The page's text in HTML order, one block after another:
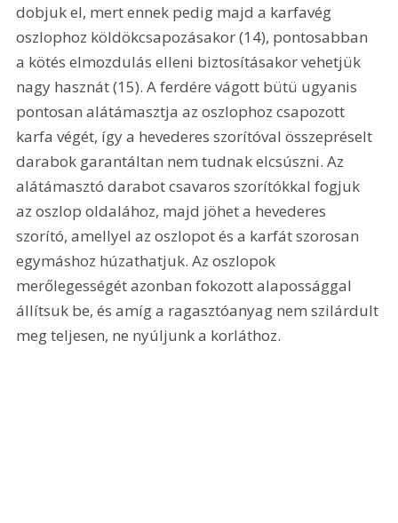
dobjuk el, mert ennek pedig majd a karfavég
oszlophoz köldökcsapozásakor (14), pontosabban
a kötés elmozdulás elleni biztosításakor vehetjük
nagy hasznát (15). A ferdére vágott bütü ugyanis
pontosan alátámasztja az oszlophoz csapozott
karfa végét, így a hevederes szorítóval összepréselt
darabok garantáltan nem tudnak elcsúszni. Az
alátámasztó darabot csavaros szorítókkal fogjuk
az oszlop oldalához, majd jöhet a hevederes
szorító, amellyel az oszlopot és a karfát szorosan
egymáshoz húzathatjuk. Az oszlopok
merőlegességét azonban fokozott alapossággal
állítsuk be, és amíg a ragasztóanyag nem szilárdult
meg teljesen, ne nyúljunk a korláthoz.